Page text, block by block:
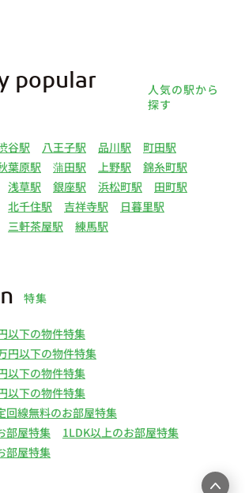
popular
人気の駅から
探す
谷駅 八王子駅 品川駅
町田駅
葉原駅 蒲田駅 上野駅
錦糸町駅
浅草駅 銀座駅 浜松町駅
田町駅
北千住駅 吉祥寺駅
日暮里駅
三軒茶屋駅 練馬駅
特集
以下の物件特集
円以下の物件特集
以下の物件特集
以下の物件特集
回線無料のお部屋特集
部屋特集
1LDK以上のお部屋特集
部屋特集